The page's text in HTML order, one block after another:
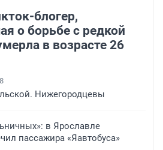
блогер,
о борьбе с редкой
в возрасте 26
Нижегородцевы
в Ярославле
пассажира «Яавтобуса»